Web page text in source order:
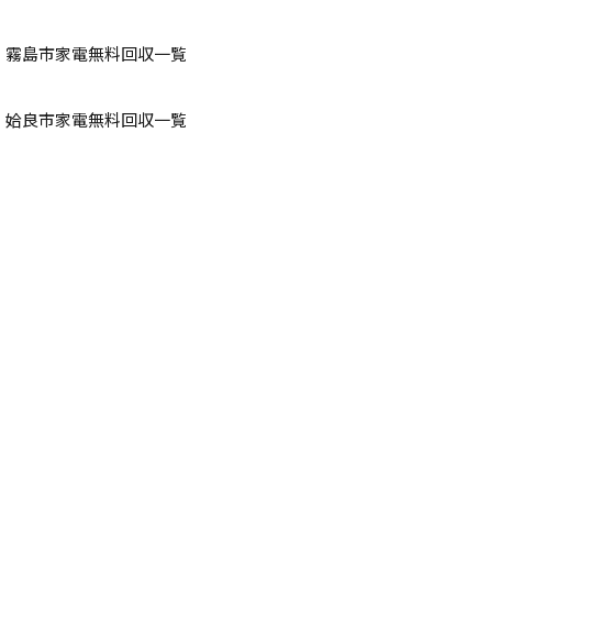
霧島市家電無料回収一覧
姶良市家電無料回収一覧